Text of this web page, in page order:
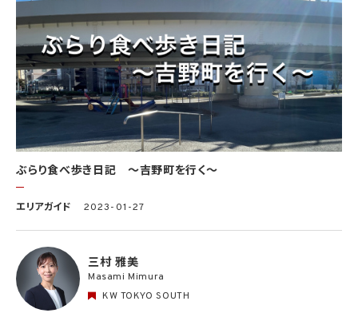
ぶらり食べ歩き日記 〜吉野町を行く〜
エリアガイド 2023-01-27
三村 雅美
Masami Mimura
KW TOKYO SOUTH